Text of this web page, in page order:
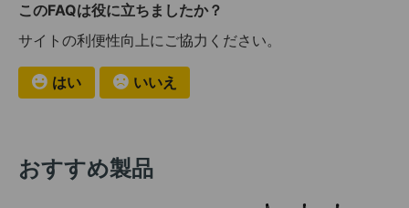
このFAQは役に立ちましたか？
サイトの利便性向上にご協力ください。
はい いいえ
おすすめ製品